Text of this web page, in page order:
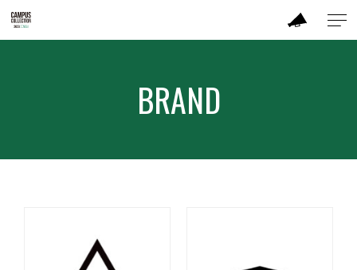
PERFORMANCE
BRAND